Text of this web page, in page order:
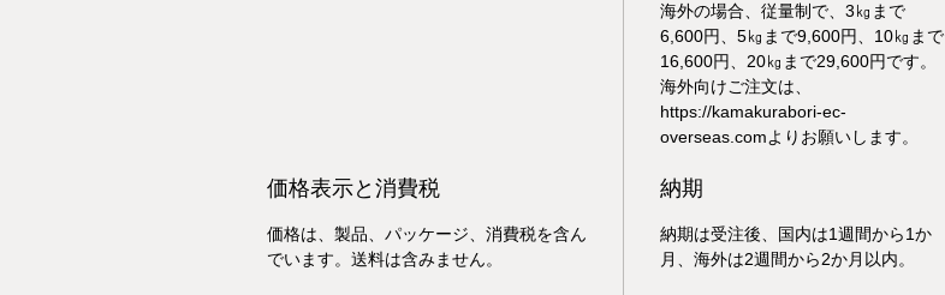
海外の場合、従量制で、3㎏まで
6,600円、5㎏まで9,600円、10㎏まで
16,600円、20㎏まで29,600円です。
海外向けご注文は、
https://kamakurabori-ec-
overseas.comよりお願いします。
価格表示と消費税
価格は、製品、パッケージ、消費税を含ん
でいます。送料は含みません。
納期
納期は受注後、国内は1週間から1か
月、海外は2週間から2か月以内。